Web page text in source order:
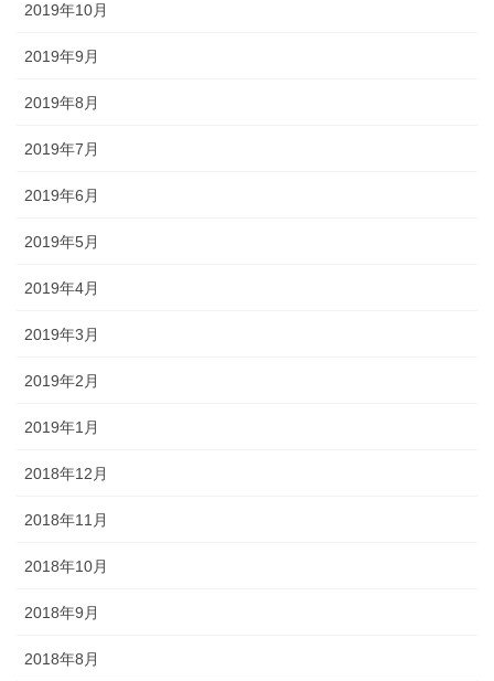
2019年10月
2019年9月
2019年8月
2019年7月
2019年6月
2019年5月
2019年4月
2019年3月
2019年2月
2019年1月
2018年12月
2018年11月
2018年10月
2018年9月
2018年8月